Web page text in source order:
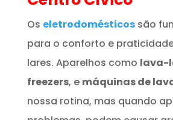
Os eletrodomésticos são
para o conforto e
lares. Aparelhos como lava-
freezers, e máquinas de
nossa rotina, mas quando